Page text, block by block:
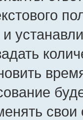
и
свои